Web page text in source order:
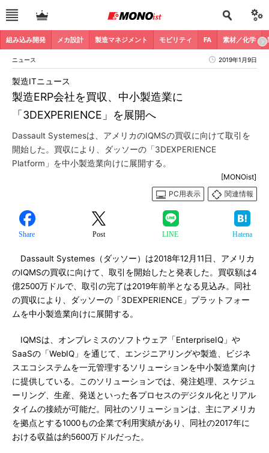
組み込み開発 メカ設計 製造マネジメント モビリティ FA 素材／化学
ニュース 2019年1月9日
製造ERP会社を買収、中小製造業に
「3DEXPERIENCE」を展開へ
製造ITニュース
Dassault Systemesは、アメリカのIQMSの買収に向けて取引を
開始した。買収により、ダッソーの「3DEXPERIENCE
Platform」を中小製造業向けに展開する。
[MONOist]
PC用表示
関連情報
Share Post LINE Hatena
Dassault Systemes（ダッソー）は2018年12月11日、アメリカ
のIQMSの買収に向けて、取引を開始したと発表した。買収額は4
億2500万ドルで、取引の完了は2019年前半となる見込み。同社
の買収により、ダッソーの「3DEXPERIENCE」プラットフォー
ムを中小製造業向けに展開する。
IQMSは、オンプレミスのソフトウェア「EnterpriseIQ」や
SaaSの「WebIQ」を通じて、エンジニアリングや製造、ビジネ
スエコシステムを一元管理するソリューションを中小製造業向け
に提供している。このソリューションでは、発注処理、スケジュ
ーリング、生産、発送といった各プロセスのデジタル化とリアル
タイムの接続が可能だ。同社のソリューションは、主にアメリカ
を拠点とする1000もの企業で利用実績があり、同社の2017年に
おける収益は約5600万ドルだった。